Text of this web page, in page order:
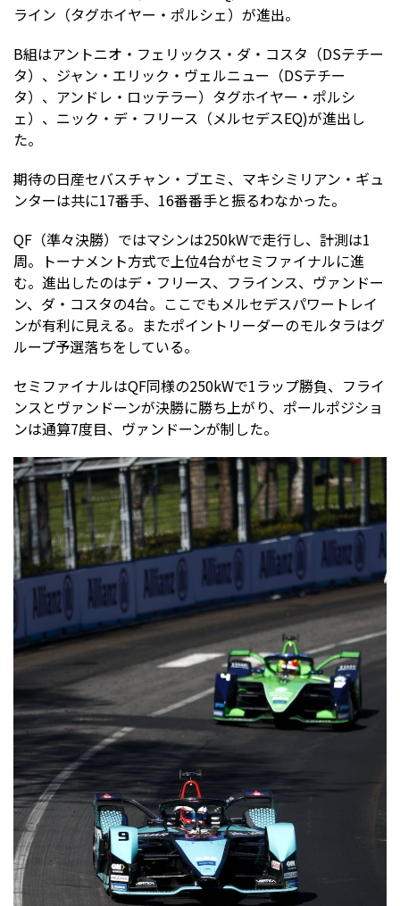
ライン（タグホイヤー・ポルシェ）が進出。
B組はアントニオ・フェリックス・ダ・コスタ（DSテチー
タ）、ジャン・エリック・ヴェルニュー（DSテチー
タ）、アンドレ・ロッテラー）タグホイヤー・ポルシ
ェ）、ニック・デ・フリース（メルセデスEQ)が進出し
た。
期待の日産セバスチャン・ブエミ、マキシミリアン・ギュ
ンターは共に17番手、16番番手と振るわなかった。
QF（準々決勝）ではマシンは250kWで走行し、計測は1
周。トーナメント方式で上位4台がセミファイナルに進
む。進出したのはデ・フリース、フラインス、ヴァンドー
ン、ダ・コスタの4台。ここでもメルセデスパワートレイ
ンが有利に見える。またポイントリーダーのモルタラはグ
ループ予選落ちをしている。
セミファイナルはQF同様の250kWで1ラップ勝負、フライ
ンスとヴァンドーンが決勝に勝ち上がり、ポールポジショ
ンは通算7度目、ヴァンドーンが制した。